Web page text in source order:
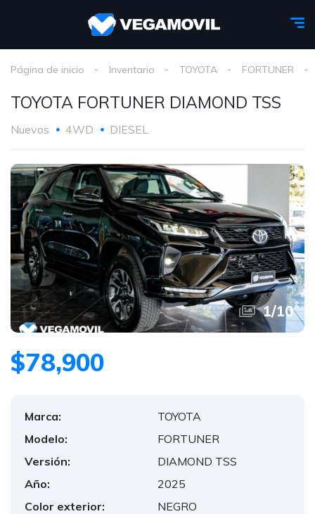
Página de inicio Inventario TOYOTA FORTUNER
TOYOTA FORTUNER DIAMOND TSS
Nuevos 4WD DIESEL
1/10
$78,900
Marca:
TOYOTA
Modelo:
FORTUNER
Versión:
DIAMOND TSS
Año:
2025
Color exterior:
NEGRO